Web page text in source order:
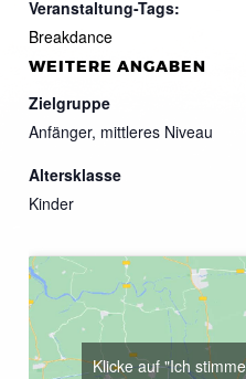
Veranstaltung-Tags:
Breakdance
WEITERE ANGABEN
Zielgruppe
Anfänger, mittleres Niveau
Altersklasse
Kinder
Klicke auf "Ich